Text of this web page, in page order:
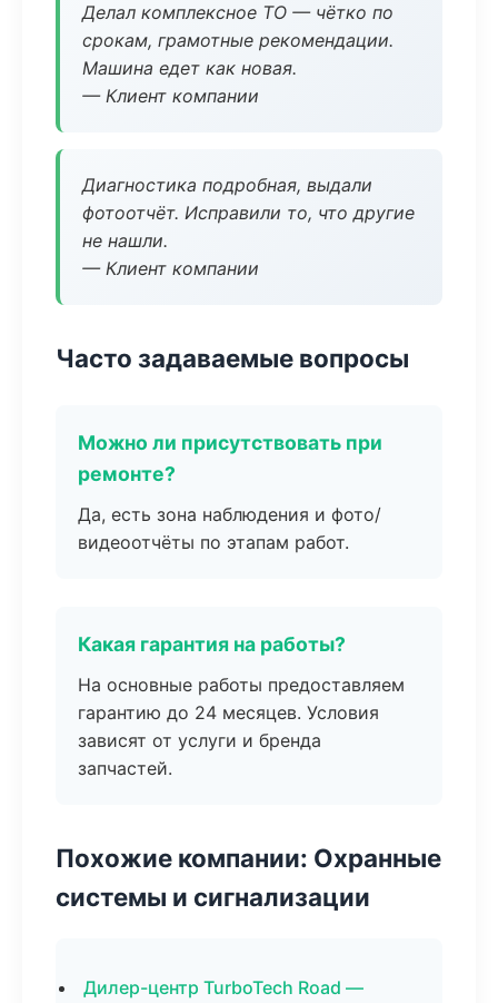
Делал комплексное ТО — чётко по
срокам, грамотные рекомендации.
Машина едет как новая.
— Клиент компании
Диагностика подробная, выдали
фотоотчёт. Исправили то, что другие
не нашли.
— Клиент компании
Часто задаваемые вопросы
Можно ли присутствовать при
ремонте?
Да, есть зона наблюдения и фото/
видеоотчёты по этапам работ.
Какая гарантия на работы?
На основные работы предоставляем
гарантию до 24 месяцев. Условия
зависят от услуги и бренда
запчастей.
Похожие компании: Охранные
системы и сигнализации
Дилер-центр TurboTech Road —